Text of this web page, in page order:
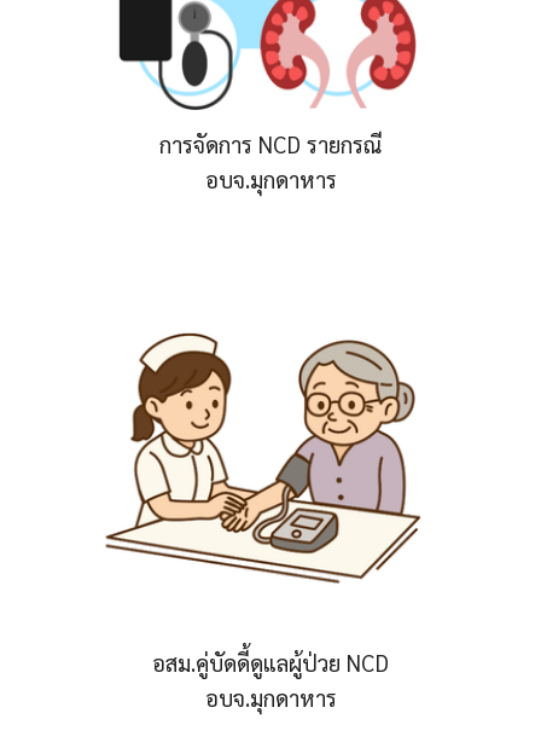
การจัดการ NCD รายกรณี
อบจ.มุกดาหาร
อสม.คู่บัดดี้ดูแลผู้ป่วย NCD
อบจ.มุกดาหาร